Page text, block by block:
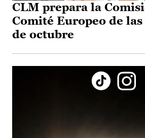
CLM prepara la
Comité Europeo de las
de octubre